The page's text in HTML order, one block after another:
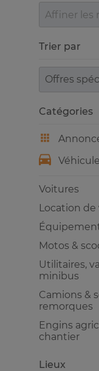
Trier par
Trier par
Catégories
Voitures
Location
Motos &
Utilitaires,
minibus
Camions &
remorques
Engins
chantier
Lieux